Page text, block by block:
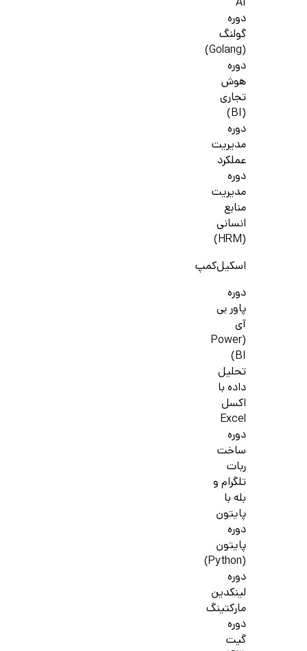
AI
دوره
گولنگ
(Golang)
دوره
هوش
تجاری
(BI)
دوره
مدیریت
عملکرد
دوره
مدیریت
منابع
انسانی
(HRM)
اسکیل‌کمپ
دوره
پاور بی
آی
(Power
BI)
تحلیل
داده با
اکسل
Excel
دوره
ساخت
ربات
تلگرام و
بله با
پایتون
دوره
پایتون
(Python)
دوره
لینکدین
مارکتینگ
دوره
گیت